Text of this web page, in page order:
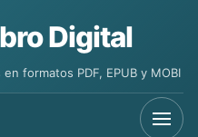
Digital
formatos PDF, EPUB y MOBI